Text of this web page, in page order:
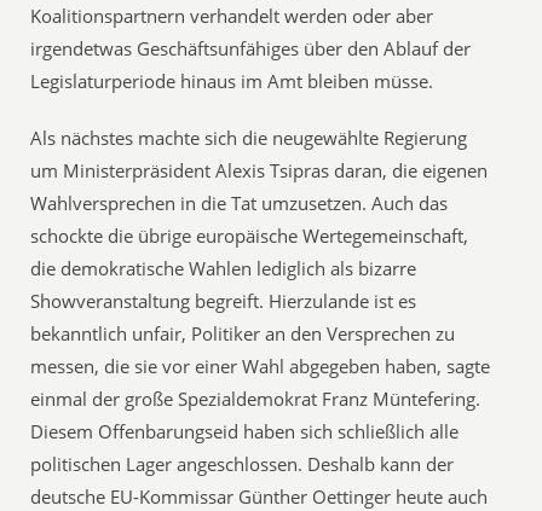
Koalitionspartnern verhandelt werden oder aber
irgendetwas Geschäftsunfähiges über den Ablauf der
Legislaturperiode hinaus im Amt bleiben müsse.
Als nächstes machte sich die neugewählte Regierung
um Ministerpräsident Alexis Tsipras daran, die eigenen
Wahlversprechen in die Tat umzusetzen. Auch das
schockte die übrige europäische Wertegemeinschaft,
die demokratische Wahlen lediglich als bizarre
Showveranstaltung begreift. Hierzulande ist es
bekanntlich unfair, Politiker an den Versprechen zu
messen, die sie vor einer Wahl abgegeben haben, sagte
einmal der große Spezialdemokrat Franz Müntefering.
Diesem Offenbarungseid haben sich schließlich alle
politischen Lager angeschlossen. Deshalb kann der
deutsche EU-Kommissar Günther Oettinger heute auch